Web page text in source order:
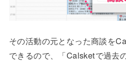
その活動の元となった商談を
できるので、「Calsketで過去